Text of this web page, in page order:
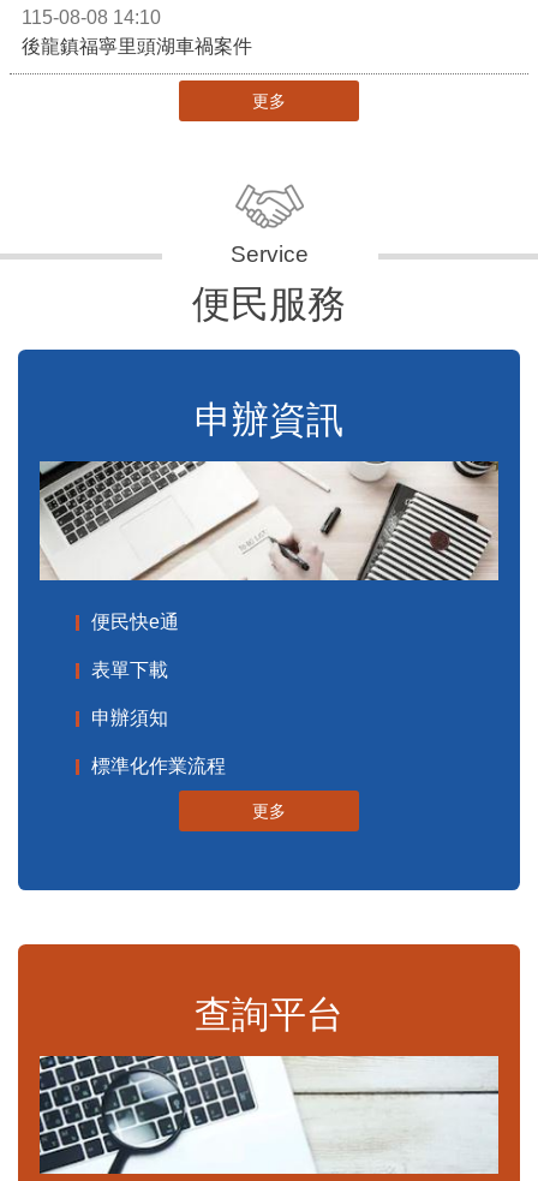
115-08-08 14:10
後龍鎮福寧里頭湖車禍案件
更多
便民服務
申辦資訊
便民快e通
表單下載
申辦須知
標準化作業流程
更多
查詢平台